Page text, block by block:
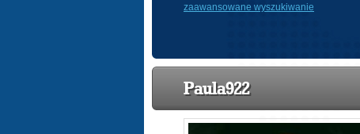
zaawansowane wyszukiwanie
Paula922